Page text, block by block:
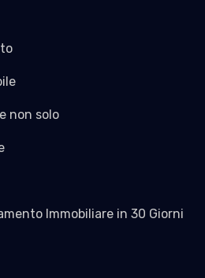
non solo
Immobiliare in 30 Giorni